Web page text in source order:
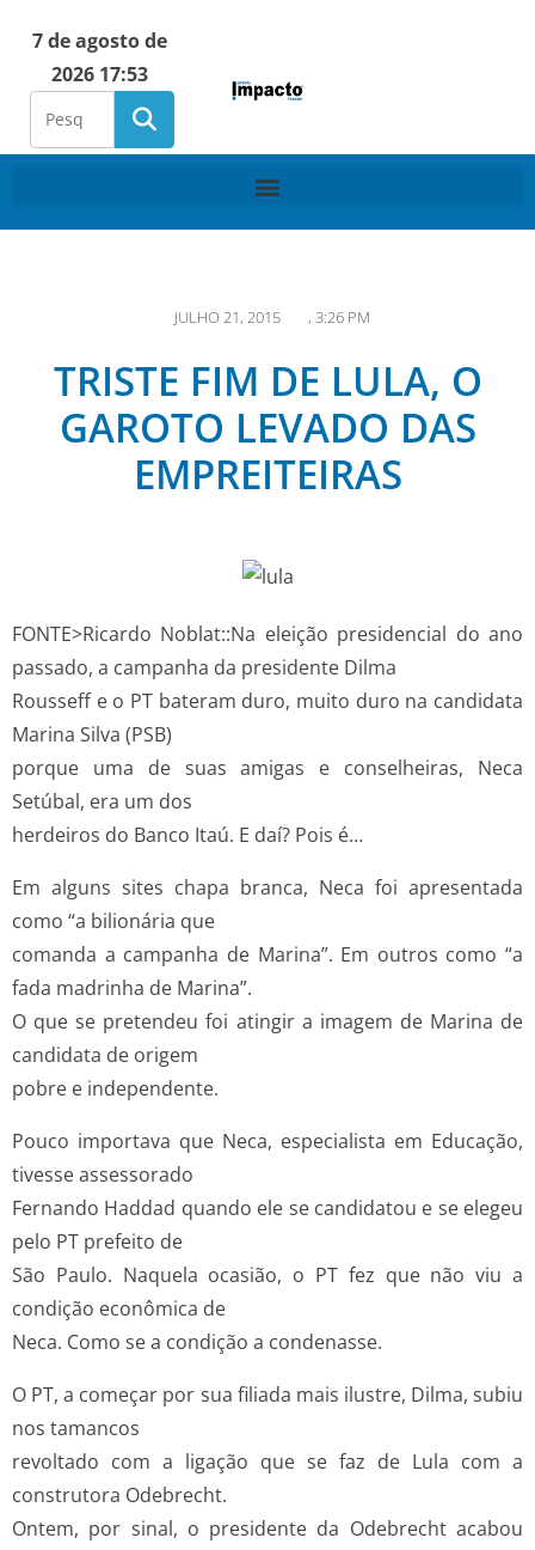
7 de agosto de
2026 17:53
JULHO 21, 2015 , 3:26 PM
TRISTE FIM DE LULA, O
GAROTO LEVADO DAS
EMPREITEIRAS
FONTE>Ricardo Noblat::Na eleição presidencial do ano
passado, a campanha da presidente Dilma
Rousseff e o PT bateram duro, muito duro na candidata
Marina Silva (PSB)
porque uma de suas amigas e conselheiras, Neca
Setúbal, era um dos
herdeiros do Banco Itaú. E daí? Pois é…
Em alguns sites chapa branca, Neca foi apresentada
como “a bilionária que
comanda a campanha de Marina”. Em outros como “a
fada madrinha de Marina”.
O que se pretendeu foi atingir a imagem de Marina de
candidata de origem
pobre e independente.
Pouco importava que Neca, especialista em Educação,
tivesse assessorado
Fernando Haddad quando ele se candidatou e se elegeu
pelo PT prefeito de
São Paulo. Naquela ocasião, o PT fez que não viu a
condição econômica de
Neca. Como se a condição a condenasse.
O PT, a começar por sua filiada mais ilustre, Dilma, subiu
nos tamancos
revoltado com a ligação que se faz de Lula com a
construtora Odebrecht.
Ontem, por sinal, o presidente da Odebrecht acabou